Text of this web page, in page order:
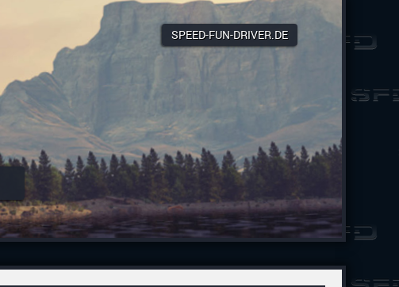
SPEED-FUN-DRIVER.DE